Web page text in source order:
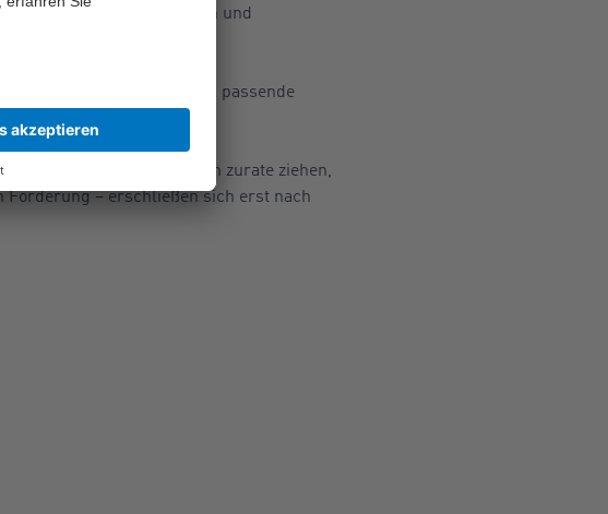
Übersichtshilfen und
zudem individuell passende
sollte einen Experten zurate ziehen,
– erschließen sich erst nach